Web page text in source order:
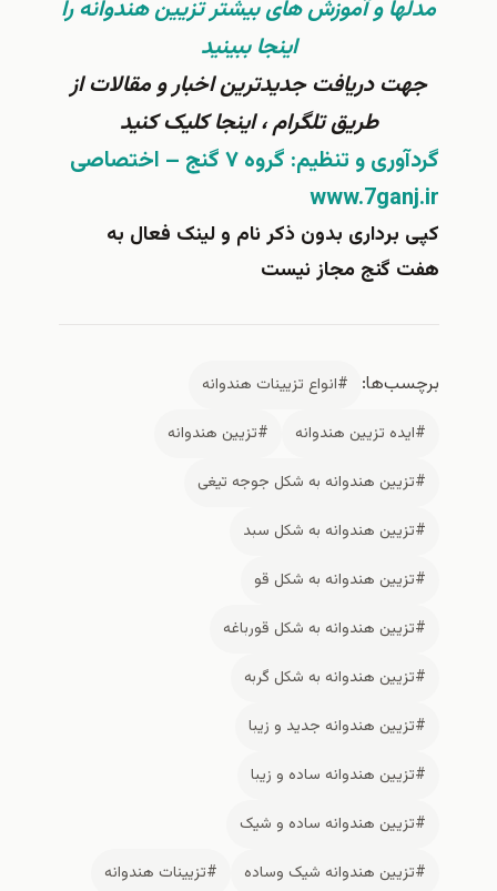
و آموزش های بیشتر تزیین هندوانه را
اینجا ببینید
دریافت جدیدترین اخبار و مقالات از
طریق تلگرام ، اینجا کلیک کنید
و تنظیم: گروه ۷ گنج – اختصاصی
برداری بدون ذکر نام و لینک فعال به
گنج مجاز نیست
#انواع تزیینات هندوانه
تزیین هندوانه
#تزیین هندوانه
هندوانه به شکل جوجه تیغی
هندوانه به شکل سبد
هندوانه به شکل قو
هندوانه به شکل قورباغه
هندوانه به شکل گربه
هندوانه جدید و زیبا
هندوانه ساده و زیبا
هندوانه ساده و شیک
هندوانه شیک وساده
#تزیینات هندوانه